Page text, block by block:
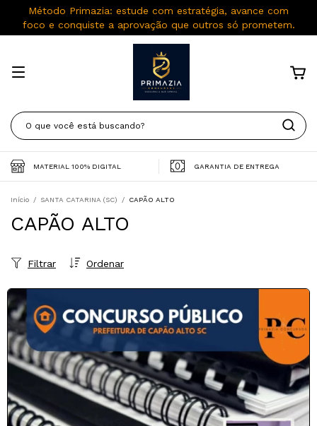
Método Primazia: estude com estratégia, avance com
foco e conquiste a aprovação que outros só prometem.
MATERIAL 100% DIGITAL GARANTIA DE ENTREGA
Início / SANTA CATARINA (SC) / CAPÃO ALTO
CAPÃO ALTO
Ordenar
Filtrar